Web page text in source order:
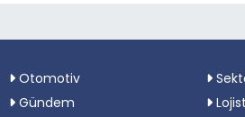
Otomotiv
Gündem